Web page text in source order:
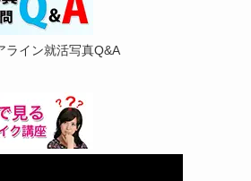
ライン就活写真Q&A